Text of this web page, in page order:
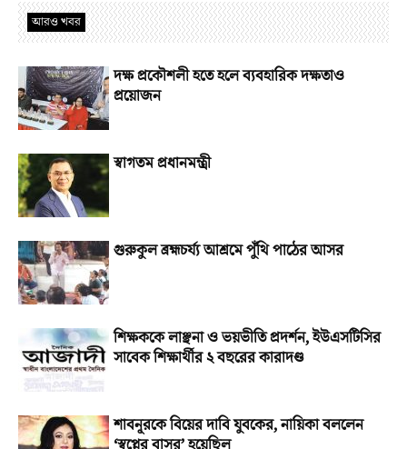
আরও খবর
দক্ষ প্রকৌশলী হতে হলে ব্যবহারিক দক্ষতাও
প্রয়োজন
স্বাগতম প্রধানমন্ত্রী
গুরুকুল ব্রহ্মচর্য্য আশ্রমে পুঁথি পাঠের আসর
শিক্ষককে লাঞ্ছনা ও ভয়ভীতি প্রদর্শন, ইউএসটিসির
সাবেক শিক্ষার্থীর ২ বছরের কারাদণ্ড
শাবনূরকে বিয়ের দাবি যুবকের, নায়িকা বললেন